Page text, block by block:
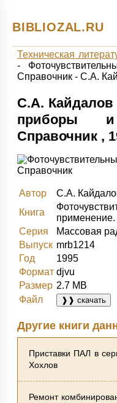
BIBLIOZAL.RU
Техническая
-
Справочник - С.А.
С.А. Кайдалов
приборы
Справочник ,
Автор
С.А.
Книга
Серия
Массовая
Выпуск mrb1214
Год
1995
Формат djvu
Размер 2.7 MB
Файл
❱❱ скачать
Другие книги
Приставки ПАЛ в
Хохлов
Ремонт